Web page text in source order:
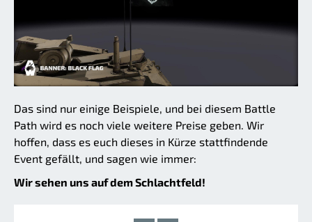
Das sind nur einige Beispiele, und bei diesem Battle
Path wird es noch viele weitere Preise geben. Wir
hoffen, dass es euch dieses in Kürze stattfindende
Event gefällt, und sagen wie immer:
Wir sehen uns auf dem Schlachtfeld!